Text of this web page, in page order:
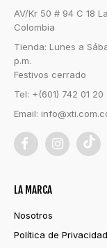
AV/Kr 50 # 94 C 18
Colombia
Tienda: Lunes a
p.m.
Festivos cerrado
Tel: +(601) 742 01
Email:
LA MARCA
Nosotros
Política de Privacidad